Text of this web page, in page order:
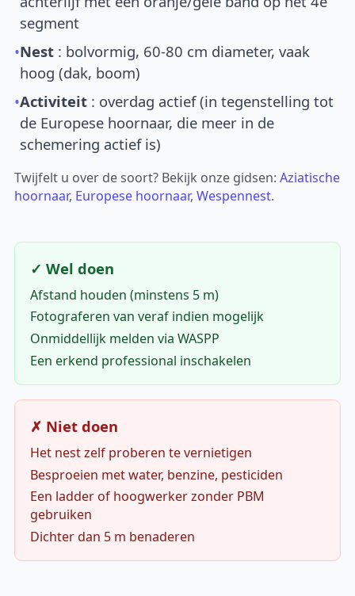
segment
•Nest : bolvormig, 60-80 cm diameter, vaak
hoog (dak, boom)
•Activiteit : overdag actief (in tegenstelling tot
de Europese hoornaar, die meer in de
schemering actief is)
Twijfelt u over de soort? Bekijk onze gidsen:Aziatische
hoornaar, Europese hoornaar,Wespennest.
✓ Wel doen
Afstand houden (minstens 5 m)
Fotograferen van veraf indien mogelijk
Onmiddellijk melden via WASPP
Een erkend professional inschakelen
✗ Niet doen
Het nest zelf proberen te vernietigen
Besproeien met water, benzine, pesticiden
Een ladder of hoogwerker zonder PBM
gebruiken
Dichter dan 5 m benaderen